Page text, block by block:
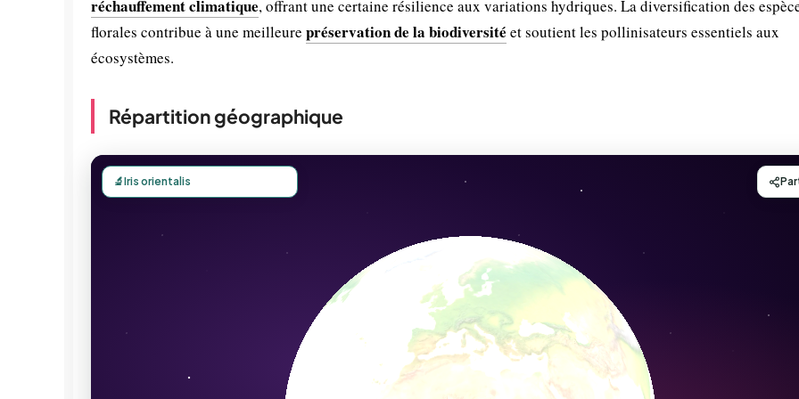
réchauffement climatique, offrant une certaine résilience aux variations hydriques. La diversification des
florales contribue à une meilleure préservation de la biodiversité et soutient les pollinisateurs essentiels aux
écosystèmes.
Répartition géographique